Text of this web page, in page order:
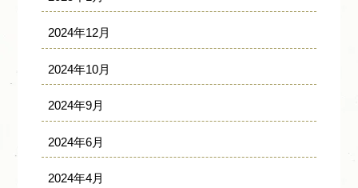
2024年12月
2024年10月
2024年9月
2024年6月
2024年4月